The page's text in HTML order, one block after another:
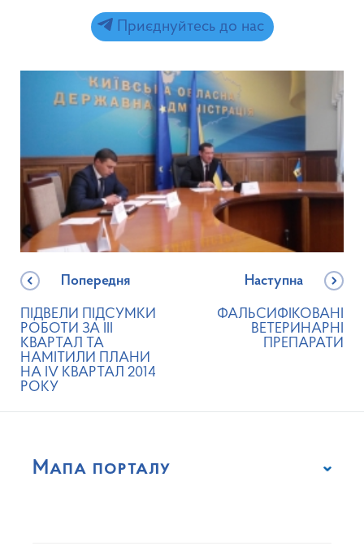
Приєднуйтесь до нас
Попередня
ПІДВЕЛИ ПІДСУМКИ
РОБОТИ ЗА ІІІ
КВАРТАЛ ТА
НАМІТИЛИ ПЛАНИ
НА IV КВАРТАЛ 2014
РОКУ
Наступна
ФАЛЬСИФІКОВАНІ
ВЕТЕРИНАРНІ
ПРЕПАРАТИ
Мапа порталу